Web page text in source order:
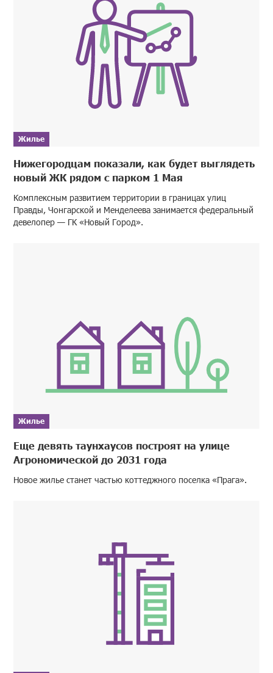
Жилье
Нижегородцам показали, как будет выглядеть
новый ЖК рядом с парком 1 Мая
Комплексным развитием территории в границах улиц
Правды, Чонгарской и Менделеева занимается федеральный
девелопер — ГК «Новый Город».
Жилье
Еще девять таунхаусов построят на улице
Агрономической до 2031 года
Новое жилье станет частью коттеджного поселка «Прага».